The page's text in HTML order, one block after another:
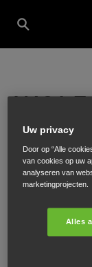
Krimweg 13 A,AS
Uw privacy
Door op “Alle
van cookies op uw
analyseren van
marketingprojecten.
Alles